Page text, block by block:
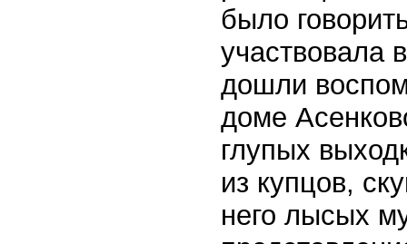
было
участвовала
дошли
доме
глупых
из купцов,
него лысых